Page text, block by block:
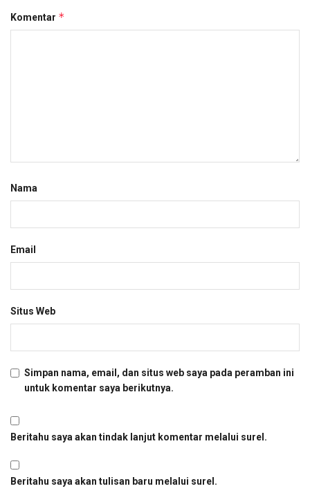
Komentar *
Nama
Email
Situs Web
Simpan nama, email, dan situs web saya pada peramban ini
untuk komentar saya berikutnya.
Beritahu saya akan tindak lanjut komentar melalui surel.
Beritahu saya akan tulisan baru melalui surel.